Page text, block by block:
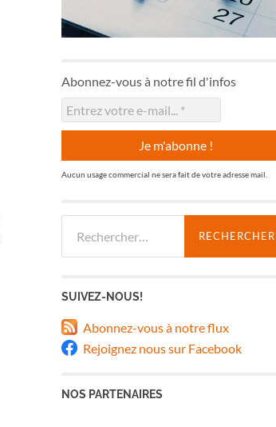
Abonnez-vous à notre fil d'infos
Aucun usage commercial ne sera fait de votre adresse mail.
SUIVEZ-NOUS!
Abonnez-vous à notre flux
Rejoignez nous sur Facebook
NOS PARTENAIRES